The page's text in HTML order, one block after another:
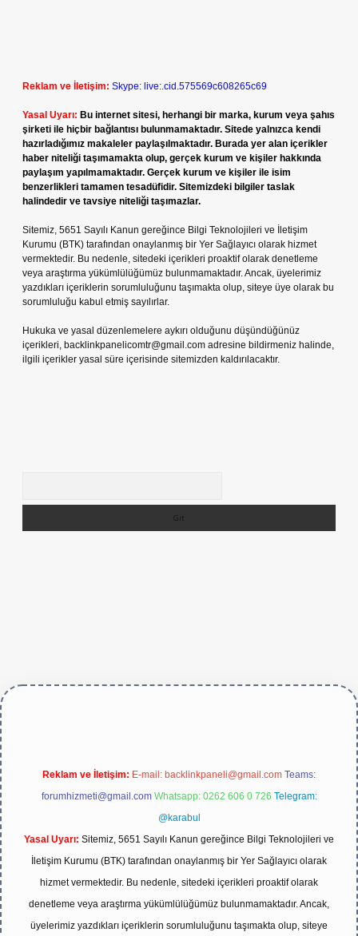
Reklam ve İletişim: Skype: live:.cid.575569c608265c69
Yasal Uyarı: Bu internet sitesi, herhangi bir marka, kurum veya şahıs
şirketi ile hiçbir bağlantısı bulunmamaktadır. Sitede yalnızca kendi
hazırladığımız makaleler paylaşılmaktadır. Burada yer alan içerikler
haber niteliği taşımamakta olup, gerçek kurum ve kişiler hakkında
paylaşım yapılmamaktadır. Gerçek kurum ve kişiler ile isim
benzerlikleri tamamen tesadüfidir. Sitemizdeki bilgiler taslak
halindedir ve tavsiye niteliği taşımazlar.
Sitemiz, 5651 Sayılı Kanun gereğince Bilgi Teknolojileri ve İletişim
Kurumu (BTK) tarafından onaylanmış bir Yer Sağlayıcı olarak hizmet
vermektedir. Bu nedenle, sitedeki içerikleri proaktif olarak denetleme
veya araştırma yükümlülüğümüz bulunmamaktadır. Ancak, üyelerimiz
yazdıkları içeriklerin sorumluluğunu taşımakta olup, siteye üye olarak bu
sorumluluğu kabul etmiş sayılırlar.
Hukuka ve yasal düzenlemelere aykırı olduğunu düşündüğünüz
içerikleri, backlinkpanelicomtr@gmail.com adresine bildirmeniz halinde,
ilgili içerikler yasal süre içerisinde sitemizden kaldırılacaktır.
betexper.live/
Reklam ve İletişim: E-mail: backlinkpaneli@gmail.com Teams:
forumhizmeti@gmail.com Whatsapp: 0262 606 0 726 Telegram:
@karabul
Yasal Uyarı: Sitemiz, 5651 Sayılı Kanun gereğince Bilgi Teknolojileri ve
İletişim Kurumu (BTK) tarafından onaylanmış bir Yer Sağlayıcı olarak
hizmet vermektedir. Bu nedenle, sitedeki içerikleri proaktif olarak
denetleme veya araştırma yükümlülüğümüz bulunmamaktadır. Ancak,
üyelerimiz yazdıkları içeriklerin sorumluluğunu taşımakta olup, siteye